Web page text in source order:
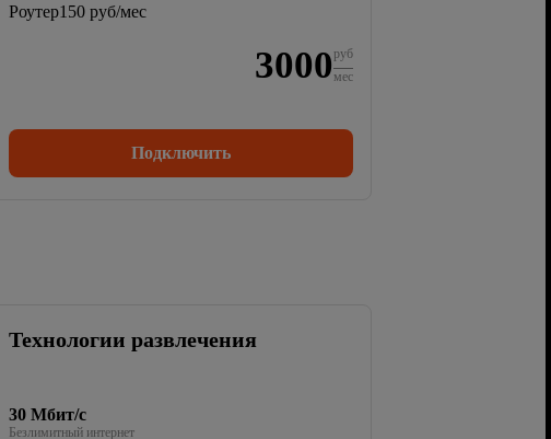
Роутер150 руб/мес
3000 руб
мес
Подключить
Технологии развлечения
30 Мбит/с
Безлимитный интернет